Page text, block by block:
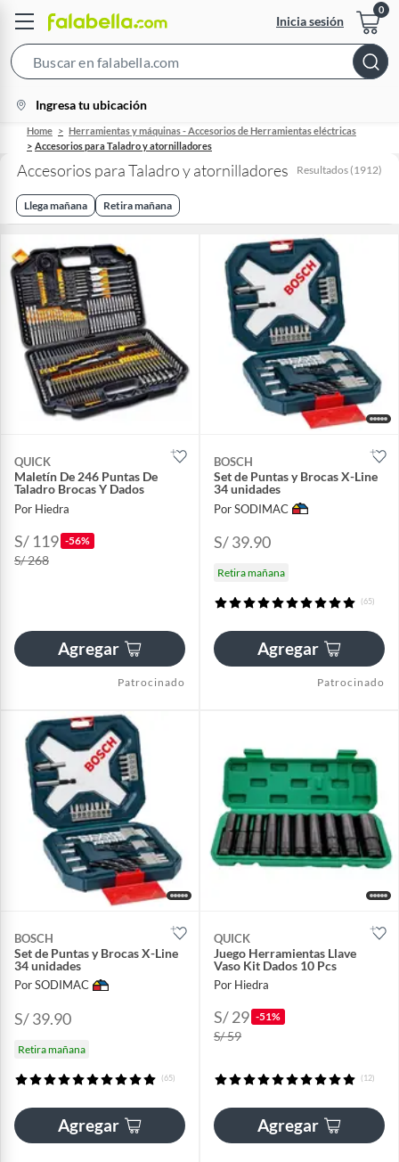
Inicia sesión
Bar
location-
icon
Ingresa tu ubicación
Home
Herramientas y máquinas - Accesorios de Herramientas eléctricas
Accesorios para Taladro y atornilladores
Accesorios para Taladro y atornilladores Resultados (1912)
Llega mañana Retira mañana
QUICK
Maletín De 246 Puntas De
Taladro Brocas Y Dados
Por Hiedra
S/ 119 -56%
S/ 268
Agregar
Patrocinado
BOSCH
Set de Puntas y Brocas X-Line
34 unidades
Por SODIMAC
S/ 39.90
Retira mañana
(65)
Agregar
Patrocinado
BOSCH
Set de Puntas y Brocas X-Line
34 unidades
Por SODIMAC
S/ 39.90
Retira mañana
(65)
Agregar
QUICK
Juego Herramientas Llave
Vaso Kit Dados 10 Pcs
Por Hiedra
S/ 29 -51%
S/ 59
(12)
Agregar